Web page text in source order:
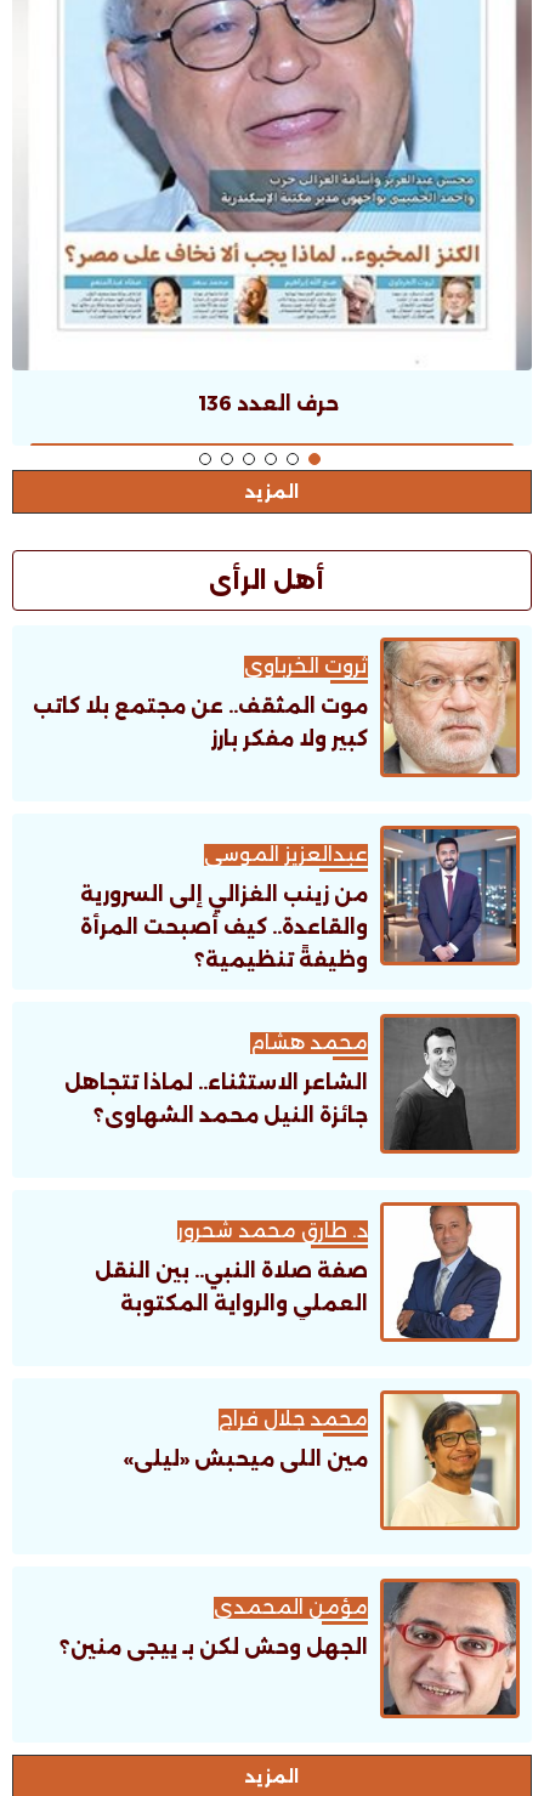
حرف العدد 136
المزيد
أهل الرأى
ثروت الخرباوى
موت المثقف.. عن مجتمع بلا كاتب
كبير ولا مفكر بارز
عبدالعزيز الموسى
من زينب الغزالي إلى السرورية
والقاعدة.. كيف أصبحت المرأة
وظيفةً تنظيمية؟
محمد هشام
الشاعر الاستثناء.. لماذا تتجاهل
جائزة النيل محمد الشهاوى؟
د. طارق محمد شحرور
صفة صلاة النبي.. بين النقل
العملي والرواية المكتوبة
محمد جلال فراج
مين اللى ميحبش «ليلى»
مؤمن المحمدى
الجهل وحش لكن بـ ييجى منين؟
اﻟﻤﺰﻳﺪ